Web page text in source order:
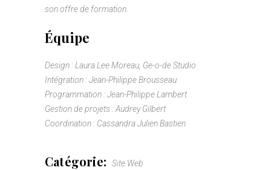
son offre de formation.
Équipe
Design :Laura Lee Moreau, Ge-o-de Studio
Intégration :Jean-Philippe Brousseau
Programmation :Jean-Philippe Lambert
Gestion de projets : Audrey Gilbert
Coordination : Cassandra Julien Bastien
Catégorie: Site Web